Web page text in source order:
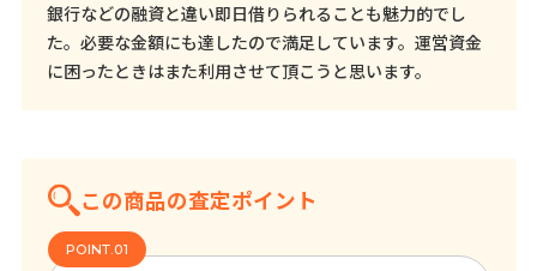
銀行などの融資と違い即日借りられることも魅力的でし
た。必要な金額にも達したので満足しています。運営資金
に困ったときはまた利用させて頂こうと思います。
この商品の査定ポイント